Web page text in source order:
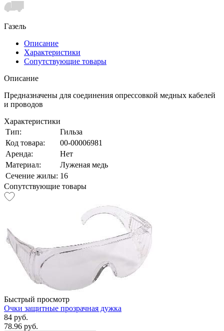
Газель
Описание
Характеристики
Сопутствующие товары
Описание
Предназначены для соединения опрессовкой медных кабелей
и проводов
Характеристики
Тип:
Гильза
Код товара:
00-00006981
Аренда:
Нет
Материал:
Луженая медь
Сечение жилы: 16
Сопутствующие товары
Быстрый просмотр
Очки защитные прозрачная дужка
84 руб.
78.96 руб.